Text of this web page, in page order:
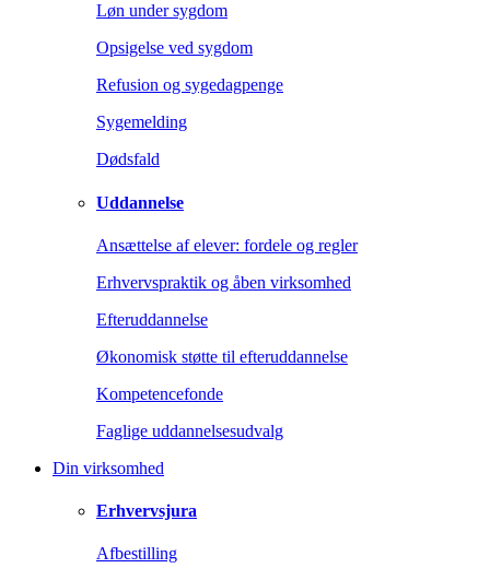
Løn under sygdom
Opsigelse ved sygdom
Refusion og sygedagpenge
Sygemelding
Dødsfald
Uddannelse
Ansættelse af elever: fordele og regler
Erhvervspraktik og åben virksomhed
Efteruddannelse
Økonomisk støtte til efteruddannelse
Kompetencefonde
Faglige uddannelsesudvalg
Din virksomhed
Erhvervsjura
Afbestilling